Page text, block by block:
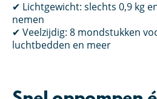
✔ Lichtgewicht: slechts 0,9 kg
nemen
✔ Veelzijdig: 8 mondstukken
luchtbedden en meer